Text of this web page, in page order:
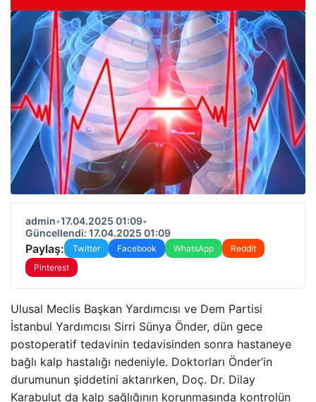
admin•17.04.2025 01:09•
Güncellendi: 17.04.2025 01:09
Paylaş: Twitter Facebook WhatsApp
Reddit
Pinterest
Ulusal Meclis Başkan Yardımcısı ve Dem Partisi
İstanbul Yardımcısı Sirri Sünya Önder, dün gece
postoperatif tedavinin tedavisinden sonra hastaneye
bağlı kalp hastalığı nedeniyle. Doktorları Önder’in
durumunun şiddetini aktarırken, Doç. Dr. Dilay
Karabulut da kalp sağlığının korunmasında kontrolün